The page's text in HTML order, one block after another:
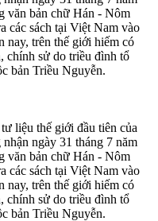
văn bản chữ Hán - Nôm
các sách tại Việt Nam vào
nay, trên thế giới hiếm có
chính sử do triều đình tổ
bản Triều Nguyễn.
liệu thế giới đầu tiên của
ngày 31 tháng 7 năm
văn bản chữ Hán - Nôm
các sách tại Việt Nam vào
nay, trên thế giới hiếm có
chính sử do triều đình tổ
bản Triều Nguyễn.